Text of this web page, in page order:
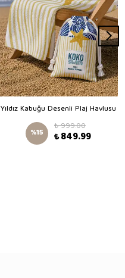
Yıldız Kabuğu Desenli Plaj Havlusu
%15 ₺ 999.00
₺ 849.99